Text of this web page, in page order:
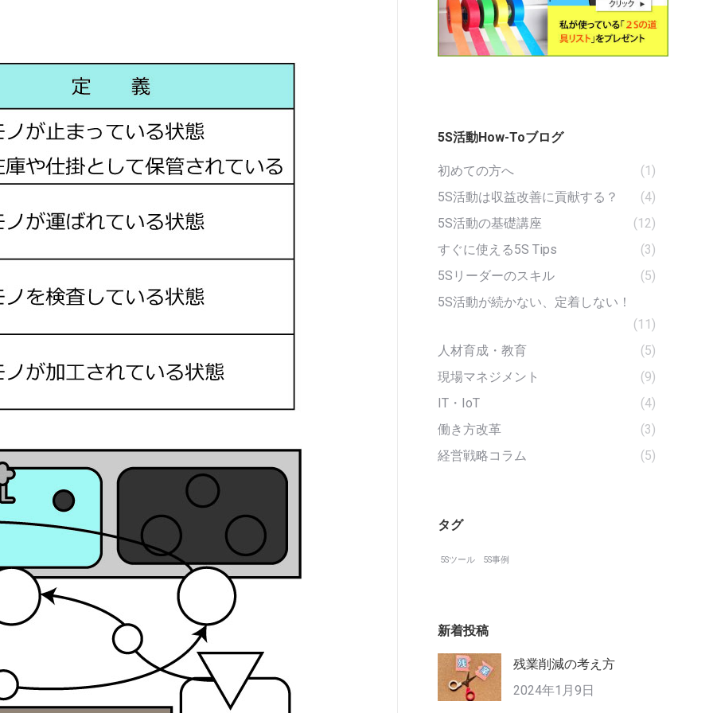
5S活動How-Toブログ
初めての方へ
(1)
5S活動は収益改善に貢献する？
(4)
5S活動の基礎講座
(12)
すぐに使える5S Tips
(3)
5Sリーダーのスキル
(5)
5S活動が続かない、定着しない！
(11)
人材育成・教育
(5)
現場マネジメント
(9)
IT・IoT
(4)
働き方改革
(3)
経営戦略コラム
(5)
タグ
5Sツール 5S事例
新着投稿
残業削減の考え方
2024年1月9日